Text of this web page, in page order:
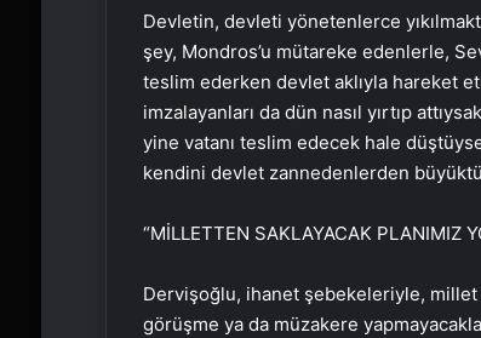
Devletin, devleti yönetenlerce
şey, Mondros’u mütareke edenlerle,
teslim ederken devlet aklıyla hareket
imzalayanları da dün nasıl yırtıp
yine vatanı teslim edecek hale
kendini devlet zannedenlerden
“MİLLETTEN SAKLAYACAK PLANIMIZ
Dervişoğlu, ihanet şebekeleriyle, millet
görüşme ya da müzakere